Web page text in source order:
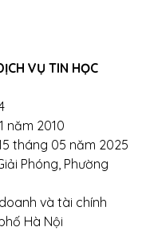
VỤ TIN HỌC
năm 2010
tháng 05 năm 2025
Phóng, Phường
và tài chính
Hà Nội